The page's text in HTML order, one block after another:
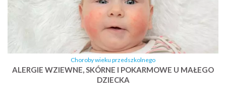
Choroby wieku przedszkolnego
ALERGIE WZIEWNE, SKÓRNE I POKARMOWE U MAŁEGO
DZIECKA